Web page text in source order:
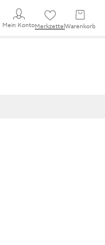
Mein KontoMerkzettel Warenkorb